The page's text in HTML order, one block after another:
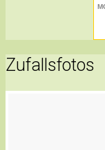
Zufallsfotos